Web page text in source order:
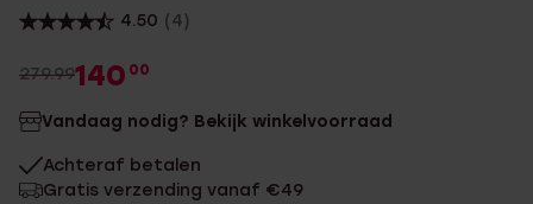
4.50 (4)
279.99140 00
Vandaag nodig? Bekijk winkelvoorraad
Achteraf betalen
Gratis verzending vanaf €49